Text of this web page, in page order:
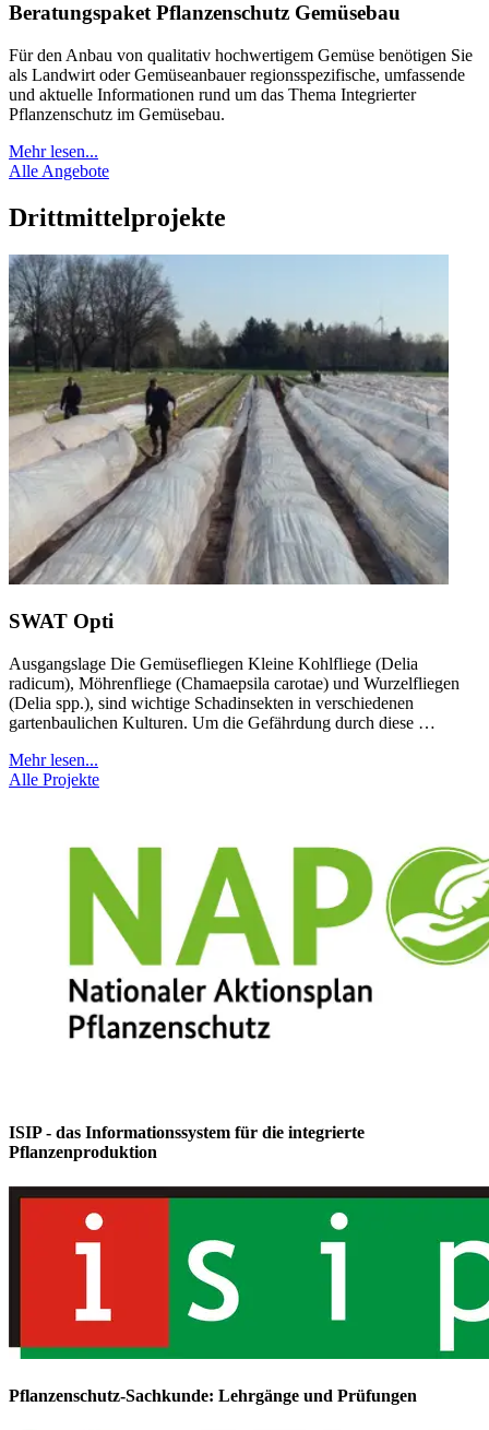
Beratungspaket Pflanzenschutz Gemüsebau
Für den Anbau von qualitativ hochwertigem Gemüse benötigen Sie
als Landwirt oder Gemüseanbauer regionsspezifische, umfassende
und aktuelle Informationen rund um das Thema Integrierter
Pflanzenschutz im Gemüsebau.
Mehr lesen...
Alle Angebote
Drittmittelprojekte
SWAT Opti
Ausgangslage Die Gemüsefliegen Kleine Kohlfliege (Delia
radicum), Möhrenfliege (Chamaepsila carotae) und Wurzelfliegen
(Delia spp.), sind wichtige Schadinsekten in verschiedenen
gartenbaulichen Kulturen. Um die Gefährdung durch diese …
Mehr lesen...
Alle Projekte
ISIP - das Informationssystem für die integrierte
Pflanzenproduktion
Pflanzenschutz-Sachkunde: Lehrgänge und Prüfungen